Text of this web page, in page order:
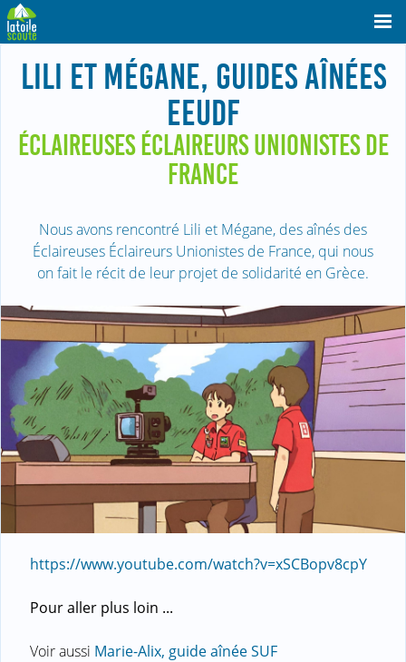
LILI ET MÉGANE, GUIDES AÎNÉES
EEUDF
ÉCLAIREUSES ÉCLAIREURS UNIONISTES DE
FRANCE
Nous avons rencontré Lili et Mégane, des aînés des
Éclaireuses Éclaireurs Unionistes de France, qui nous
on fait le récit de leur projet de solidarité en Grèce.
https://www.youtube.com/watch?v=xSCBopv8cpY
Pour aller plus loin ...
Voir aussi Marie-Alix, guide aînée SUF